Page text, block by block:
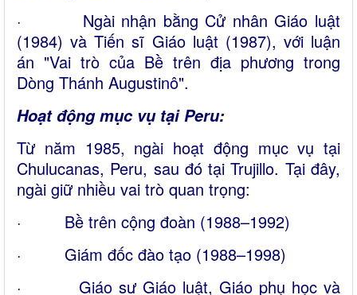
· Ngài nhận bằng Cử nhân Giáo luật
(1984) và Tiến sĩ Giáo luật (1987), với luận
án "Vai trò của Bề trên địa phương trong
Dòng Thánh Augustinô".
Hoạt động mục vụ tại Peru:
Từ năm 1985, ngài hoạt động mục vụ tại
Chulucanas, Peru, sau đó tại Trujillo. Tại đây,
ngài giữ nhiều vai trò quan trọng:
· Bề trên cộng đoàn (1988–1992)
· Giám đốc đào tạo (1988–1998)
· Giáo sư Giáo luật, Giáo phụ học và